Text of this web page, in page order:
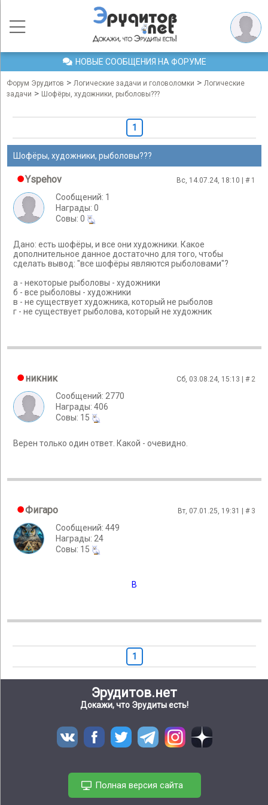
НОВЫЕ СООБЩЕНИЯ НА ФОРУМЕ
Форум Эрудитов > Логические задачи и головоломки > Логические
задачи > Шофёры, художники, рыболовы???
1
Шофёры, художники, рыболовы???
Yspehov Вс, 14.07.24, 18:10 | # 1
Сообщений: 1
Награды: 0
Cовы: 0
Дано: есть шофёры, и все они художники. Какое
дополнительное данное достаточно для того, чтобы
сделать вывод: "все шофёры являются рыболовами"?
а - некоторые рыболовы - художники
б - все рыболовы - художники
в - не существует художника, который не рыболов
г - не существует рыболова, который не художник
никник Сб, 03.08.24, 15:13 | # 2
Сообщений: 2770
Награды: 406
Cовы: 15
Верен только один ответ. Какой - очевидно.
Фигаро Вт, 07.01.25, 19:31 | # 3
Сообщений: 449
Награды: 24
Cовы: 15
В
1
Эрудитов.нет
Докажи, что Эрудиты есть!
Полная версия сайта